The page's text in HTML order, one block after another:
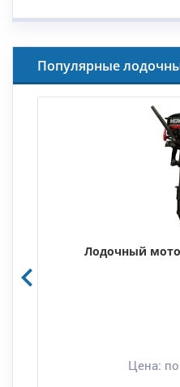
Популярные
Лодочный
Цена: